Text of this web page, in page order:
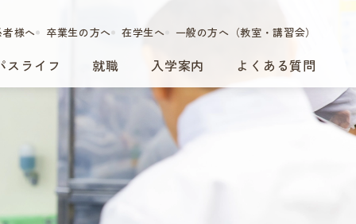
スライフ 就職 入学案内 よくある質問
者様へ 卒業生の方へ 在学生へ 一般の方へ（教室・講習会）